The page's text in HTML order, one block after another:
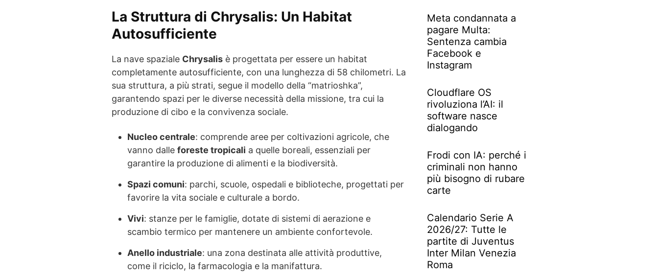
La Struttura di Chrysalis: Un Habitat
Autosufficiente
La nave spaziale Chrysalis è progettata per essere un habitat
completamente autosufficiente, con una lunghezza di 58 chilometri. La
sua struttura, a più strati, segue il modello della “matrioshka”,
garantendo spazi per le diverse necessità della missione, tra cui la
produzione di cibo e la convivenza sociale.
Nucleo centrale: comprende aree per coltivazioni agricole, che
vanno dalle foreste tropicali a quelle boreali, essenziali per
garantire la produzione di alimenti e la biodiversità.
Spazi comuni: parchi, scuole, ospedali e biblioteche, progettati per
favorire la vita sociale e culturale a bordo.
Vivi: stanze per le famiglie, dotate di sistemi di aerazione e
scambio termico per mantenere un ambiente confortevole.
Anello industriale: una zona destinata alle attività produttive,
come il riciclo, la farmacologia e la manifattura.
Meta condannata a
pagare Multa:
Sentenza cambia
Facebook e
Instagram
Cloudflare OS
rivoluziona l’AI: il
software nasce
dialogando
Frodi con IA: perché i
criminali non hanno
più bisogno di rubare
carte
Calendario Serie A
2026/27: Tutte le
partite di Juventus
Inter Milan Venezia
Roma